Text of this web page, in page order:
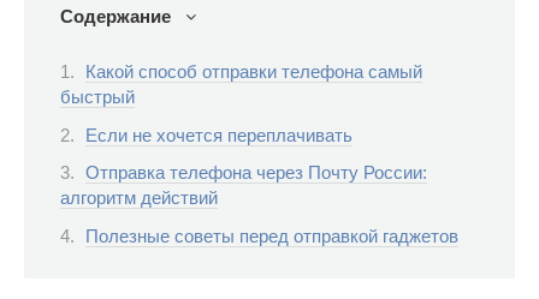
Содержание
Какой способ отправки телефона самый
быстрый
Если не хочется переплачивать
Отправка телефона через Почту России:
алгоритм действий
Полезные советы перед отправкой гаджетов